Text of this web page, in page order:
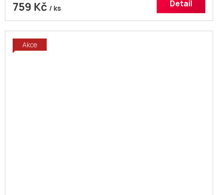
759 Kč / ks Detail
Akce